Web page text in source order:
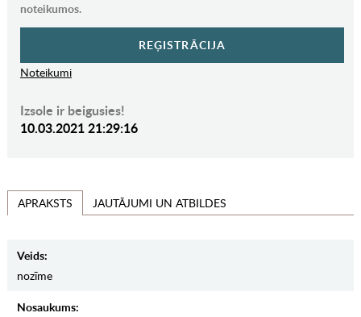
noteikumos.
REĢISTRĀCIJA
Noteikumi
Izsole ir beigusies!
10.03.2021 21:29:16
APRAKSTS JAUTĀJUMI UN ATBILDES
Veids:
nozīme
Nosaukums: